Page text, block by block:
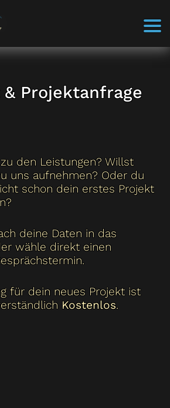
Projektanfrage
den Leistungen? Willst
uns aufnehmen? Oder du
schon dein erstes Projekt
deine Daten in das
wähle direkt einen
für dein neues Projekt ist
Kostenlos.